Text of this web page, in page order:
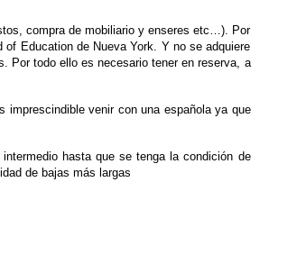
compra de mobiliario y enseres etc…). Por
Education de Nueva York. Y no se adquiere
Por todo ello es necesario tener en reserva, a
imprescindible venir con una española ya que
hasta que se tenga la condición de
de bajas más largas